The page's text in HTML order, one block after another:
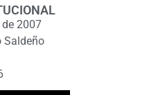
2007
Saldeño